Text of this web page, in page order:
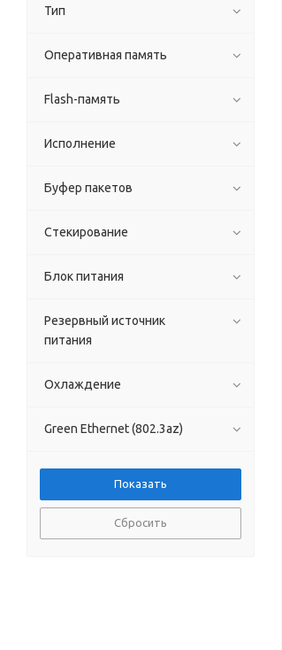
Тип
Оперативная память
Flash-память
Исполнение
Буфер пакетов
Стекирование
Блок питания
Резервный источник
питания
Охлаждение
Green Ethernet (802.3az)
Сбросить